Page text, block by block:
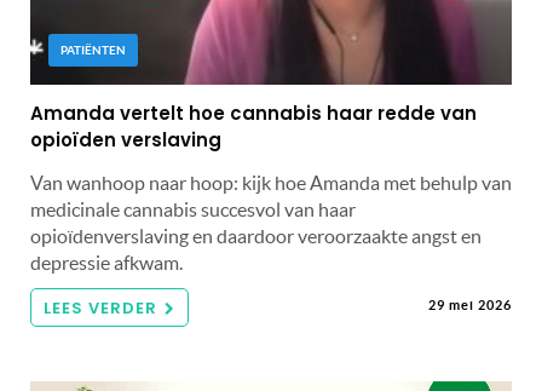
PATIËNTEN
Amanda vertelt hoe cannabis haar redde van
opioïden verslaving
Van wanhoop naar hoop: kijk hoe Amanda met behulp van
medicinale cannabis succesvol van haar
opioïdenverslaving en daardoor veroorzaakte angst en
depressie afkwam.
LEES VERDER 29 mei 2026